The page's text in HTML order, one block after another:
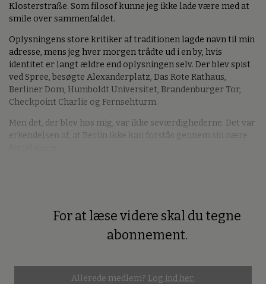
Klosterstraße. Som filosof kunne jeg ikke lade være med at
smile over sammenfaldet.
Oplysningens store kritiker af traditionen lagde navn til min
adresse, mens jeg hver morgen trådte ud i en by, hvis
identitet er langt ældre end oplysningen selv. Der blev spist
ved Spree, besøgte Alexanderplatz, Das Rote Rathaus,
Berliner Dom, Humboldt Universitet, Brandenburger Tor,
Checkpoint Charlie og Fernsehturm.
Men det, der blev hos mig, var ikke seværdighederne. Det var
erkendelsen af, at Berlin ikke kan forstås gennem sin nære
For at læse videre skal du tegne
abonnement.
Allerede medlem? Log ind her.